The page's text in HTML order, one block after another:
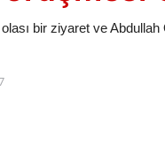
bir ziyaret ve